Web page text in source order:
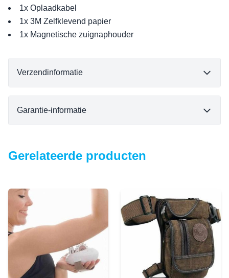
1x Oplaadkabel
1x 3M Zelfklevend papier
1x Magnetische zuignaphouder
Verzendinformatie
Garantie-informatie
Gerelateerde producten